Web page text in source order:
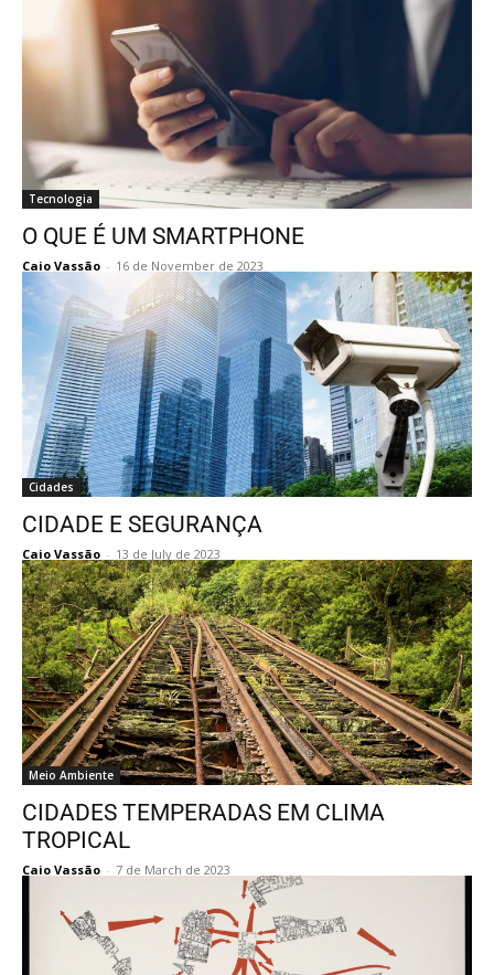
Tecnologia
O QUE É UM SMARTPHONE
Caio Vassão - 16 de November de 2023
Cidades
CIDADE E SEGURANÇA
Caio Vassão - 13 de July de 2023
Meio Ambiente
CIDADES TEMPERADAS EM CLIMA
TROPICAL
Caio Vassão - 7 de March de 2023